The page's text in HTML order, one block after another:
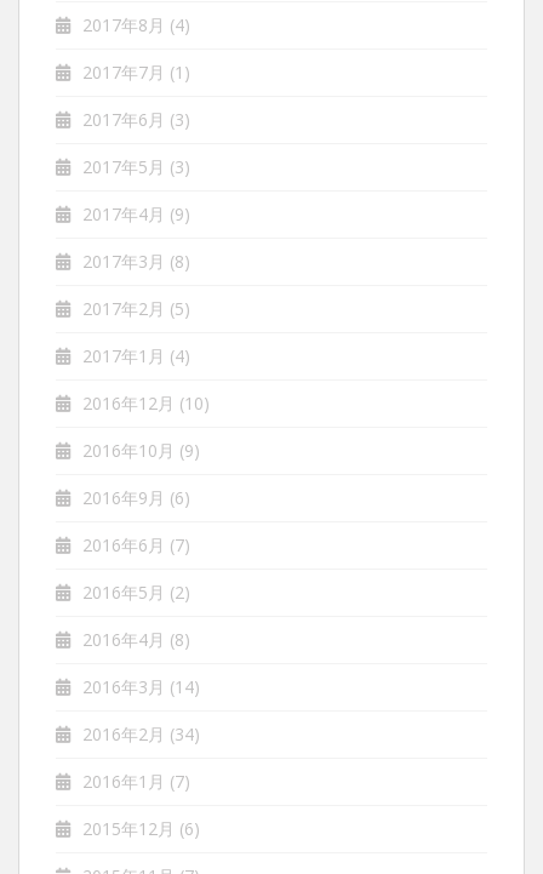
2017年8月 (4)
2017年7月 (1)
2017年6月 (3)
2017年5月 (3)
2017年4月 (9)
2017年3月 (8)
2017年2月 (5)
2017年1月 (4)
2016年12月 (10)
2016年10月 (9)
2016年9月 (6)
2016年6月 (7)
2016年5月 (2)
2016年4月 (8)
2016年3月 (14)
2016年2月 (34)
2016年1月 (7)
2015年12月 (6)